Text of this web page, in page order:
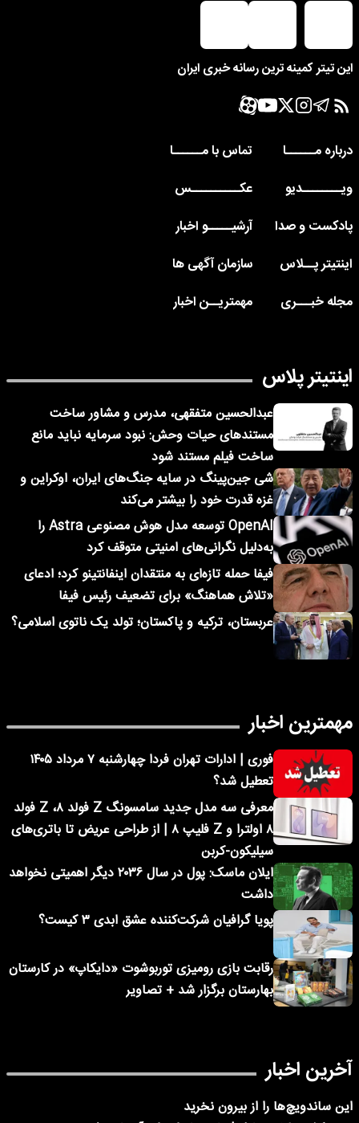
این تیتر کمینه ترین رسانه خبری ایران
درباره مــــــا
تماس با مــــــا
ویــــــــدیو
عکــــــــــس
پادکست و صدا
آرشیـــــو اخبار
اینتیتر پــلاس
سازمان آگهی ها
مجله خبـــری
مهمتریــن اخبار
اینتیتر پلاس
عبدالحسین متفقهی، مدرس و مشاور ساخت
مستندهای حیات وحش: نبود سرمایه نباید مانع
ساخت فیلم مستند شود
شی جین‌پینگ در سایه جنگ‌های ایران، اوکراین و
غزه قدرت خود را بیشتر می‌کند
OpenAI توسعه مدل هوش مصنوعی Astra را
به‌دلیل نگرانی‌های امنیتی متوقف کرد
فیفا حمله تازه‌ای به منتقدان اینفانتینو کرد؛ ادعای
«تلاش هماهنگ» برای تضعیف رئیس فیفا
عربستان، ترکیه و پاکستان؛ تولد یک ناتوی اسلامی؟
مهمترین اخبار
فوری | ادارات تهران فردا چهارشنبه ۷ مرداد ۱۴۰۵
تعطیل شد؟
معرفی سه مدل جدید سامسونگ Z فولد ۸، Z فولد
۸ اولترا و Z فلیپ ۸ | از طراحی عریض تا باتری‌های
سیلیکون-کربن
ایلان ماسک: پول در سال ۲۰۳۶ دیگر اهمیتی نخواهد
داشت
پویا گرافیان شرکت‌کننده عشق ابدی ۳ کیست؟
رقابت بازی رومیزی توربوشوت «دایکاپ» در کارستان
بهارستان برگزار شد + تصاویر
آخرین اخبار
این ساندویچ‌ها را از بیرون نخرید